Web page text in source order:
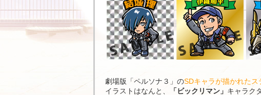
劇場版「ペルソナ３」のSDキャラが描かれたス
イラストはなんと、
「ビックリマン」 キャラク